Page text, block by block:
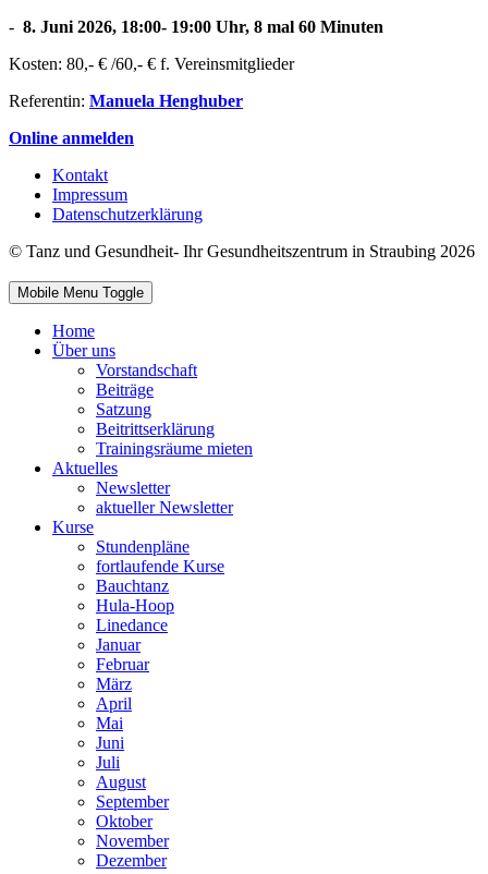
- 8. Juni 2026, 18:00- 19:00 Uhr, 8 mal 60 Minuten
Kosten: 80,- € /60,- € f. Vereinsmitglieder
Referentin: Manuela Henghuber
Online anmelden
Kontakt
Impressum
Datenschutzerklärung
© Tanz und Gesundheit- Ihr Gesundheitszentrum in Straubing 2026
Mobile Menu Toggle
Home
Über uns
Vorstandschaft
Beiträge
Satzung
Beitrittserklärung
Trainingsräume mieten
Aktuelles
Newsletter
aktueller Newsletter
Kurse
Stundenpläne
fortlaufende Kurse
Bauchtanz
Hula-Hoop
Linedance
Januar
Februar
März
April
Mai
Juni
Juli
August
September
Oktober
November
Dezember